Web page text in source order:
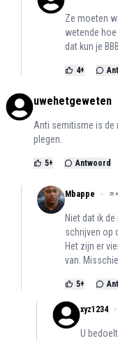
Ze moeten
wetende
dat kun je
4+
uwehetgeweten
Anti semitisme is de
plegen.
5+ Antwoord
Mbappe 26
Niet dat ik
schrijven op
Het zijn er
van.
5+
xyz1234
U